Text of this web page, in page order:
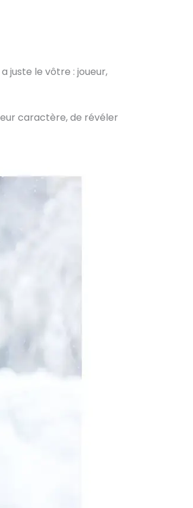
a juste le vôtre : joueur,
caractère, de révéler